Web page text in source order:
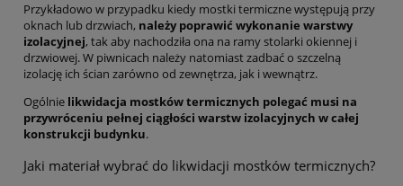
Przykładowo w przypadku kiedy mostki termiczne występują przy
oknach lub drzwiach, należy poprawić wykonanie warstwy
izolacyjnej, tak aby nachodziła ona na ramy stolarki okiennej i
drzwiowej. W piwnicach należy natomiast zadbać o szczelną
izolację ich ścian zarówno od zewnętrza, jak i wewnątrz.
Ogólnie likwidacja mostków termicznych polegać musi na
przywróceniu pełnej ciągłości warstw izolacyjnych w całej
konstrukcji budynku.
Jaki materiał wybrać do likwidacji mostków termicznych?